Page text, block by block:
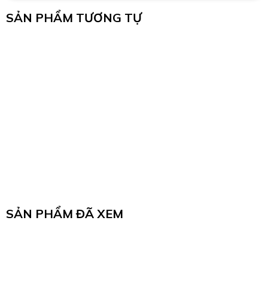
SẢN PHẨM TƯƠNG TỰ
SẢN PHẨM ĐÃ XEM